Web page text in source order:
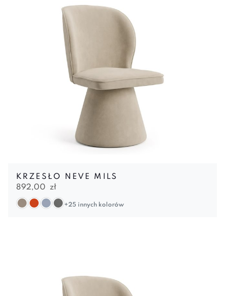
KRZESŁO NEVE MILS
892,00 zł
+25 innych kolorów